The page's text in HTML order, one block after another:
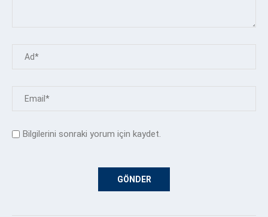
Bilgilerini sonraki yorum için kaydet.